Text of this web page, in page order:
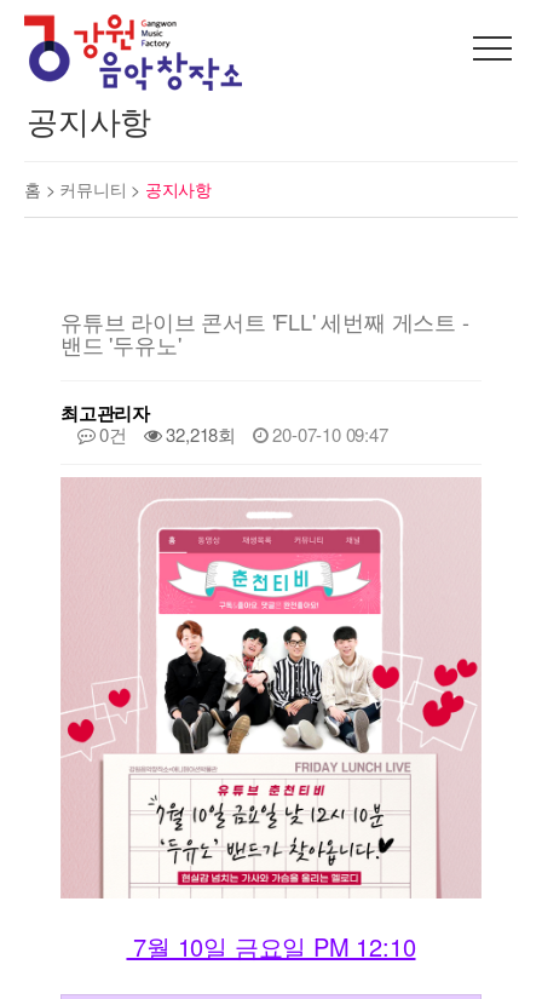
공지사항
홈 > 커뮤니티 > 공지사항
유튜브 라이브 콘서트 'FLL' 세번째 게스트 -
밴드 '두유노'
최고관리자
0건 32,218회 20-07-10 09:47
7월 10일 금요일 PM 12:10